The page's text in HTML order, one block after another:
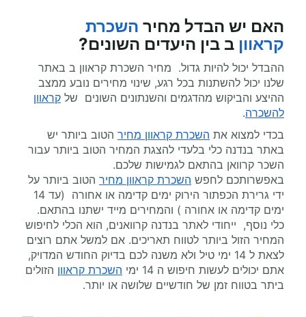
האם יש הבדל מחיר השכרת
קראוון ב בין היעדים השונים?
ההבדל יכול להיות גדול. מחיר השכרת קראוון ב באתר
שלנו יכול להשתנות בכל רגע, שינוי מחירים נובע ממצב
ההיצע והביקוש מהדגמים והשנתונים השונים של קראוון
להשכרה.
בכדי למצוא את השכרת קראוון מחיר הטוב ביותר יש
באתר בנדנה כלי בלעדי להצגת המחיר הטוב ביותר עבור
השכר קרוואן בהתאם לגמישות שלכם.
באפשרותכם לחפש השכרת קראוון מחיר הטוב ביותר על
ידי גרירת הכפתור הירוק ימים קדימה או אחורה (עד 14
ימים קדימה או אחורה ) והמחירים מייד ישתנו בהתאם.
כלי נוסף, ייחודי לאתר בנדנה קרוואנים, הוא הכלי לחיפוש
המחיר הזול ביותר לטווח תאריכים. אם למשל אתם רוצים
לצאת ל 14 ימי טיל ולא משנה לכם בדיוק החודש המדויק,
אתם יכולים לעשות חיפוש ה 14 ימי
השכרת קראוון הזולים
ביתר בטווח זמן של חודשיים שלושה או יותר.